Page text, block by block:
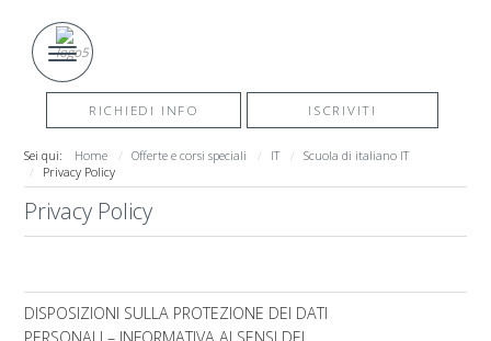
RICHIEDI INFO ISCRIVITI
Sei qui: Home Offerte e corsi speciali IT
Scuola di italiano IT
Privacy Policy
Privacy Policy
DISPOSIZIONI SULLA PROTEZIONE DEI DATI